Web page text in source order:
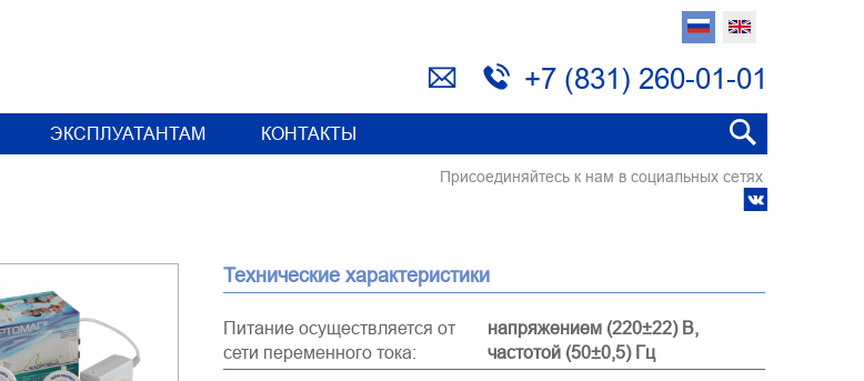
+7 (831) 260-01-01
ЭКСПЛУАТАНТАМ КОНТАКТЫ
Присоединяйтесь к нам в социальных сетях
Технические характеристики
Питание осуществляется от
сети переменного тока:
напряжением (220±22) В,
частотой (50±0,5) Гц